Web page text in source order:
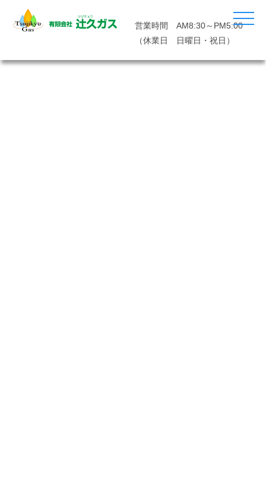
営業時間 AM8:30～PM5:00
（休業日 日曜日・祝日）